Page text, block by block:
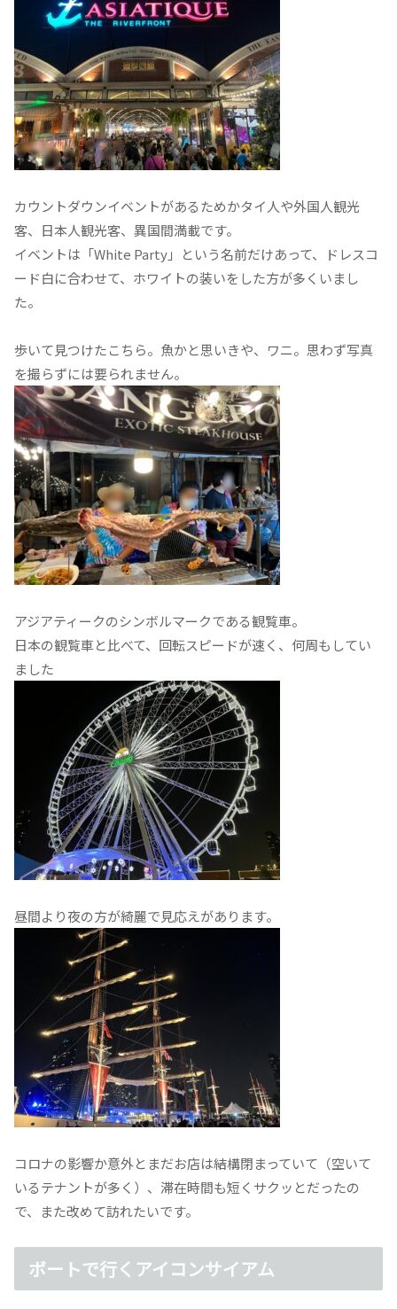
カウントダウンイベントがあるためかタイ人や外国人観光
客、日本人観光客、異国間満載です。
イベントは「White Party」という名前だけあって、ドレスコ
ード白に合わせて、ホワイトの装いをした方が多くいまし
た。
歩いて見つけたこちら。魚かと思いきや、ワニ。思わず写真
を撮らずには要られません。
アジアティークのシンボルマークである観覧車。
日本の観覧車と比べて、回転スピードが速く、何周もしてい
ました
昼間より夜の方が綺麗で見応えがあります。
コロナの影響か意外とまだお店は結構閉まっていて（空いて
いるテナントが多く）、滞在時間も短くサクッとだったの
で、また改めて訪れたいです。
ボートで行くアイコンサイアム